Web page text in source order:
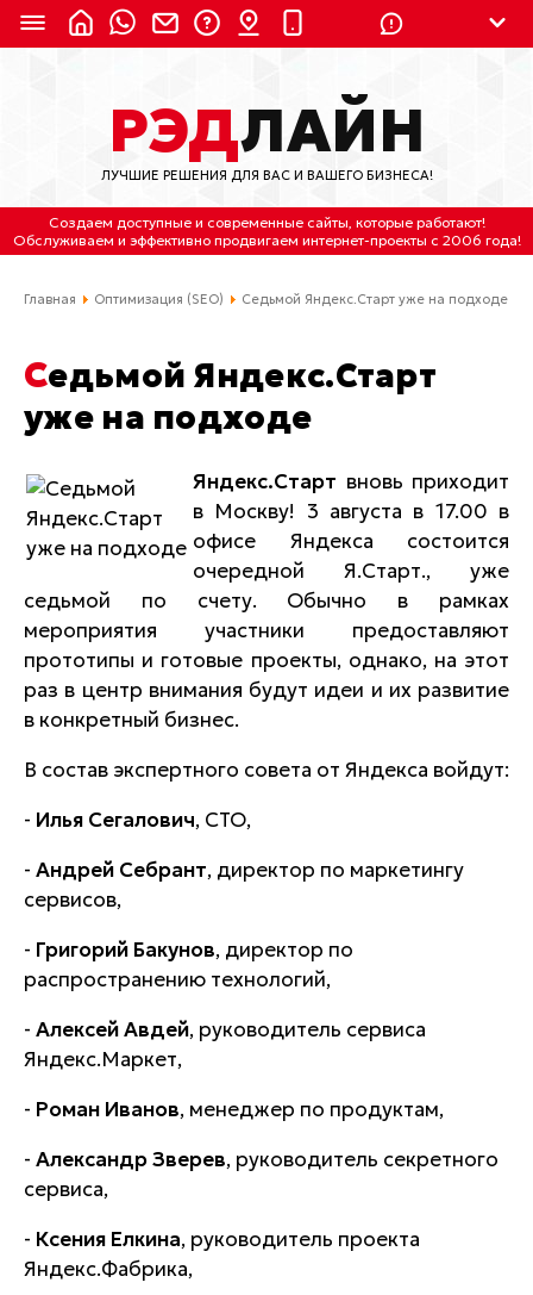
8 (800) 550-9899 (с 2:30 до 11:30 по
Мск)
Бесплатно по России
(4212) 658-653
(4212) 637-673
Отдельный вход \ Левый торец здания
Пн-пт. с 9:30 до 18:30 (по Хбк)
info@lred.ru
Все контакты
РЭДЛАЙН
ЛУЧШИЕ РЕШЕНИЯ ДЛЯ ВАС И ВАШЕГО БИЗНЕСА!
Создаем доступные и современные сайты, которые работают!
Обслуживаем и эффективно продвигаем интернет-проекты с 2006 года!
Главная Оптимизация (SEO) Седьмой Яндекс.Старт уже на подходе
Седьмой Яндекс.Старт
уже на подходе
Яндекс.Старт вновь приходит
в Москву! 3 августа в 17.00 в
офисе Яндекса состоится
очередной Я.Старт., уже
седьмой по счету. Обычно в рамках
мероприятия участники предоставляют
прототипы и готовые проекты, однако, на этот
раз в центр внимания будут идеи и их развитие
в конкретный бизнес.
В состав экспертного совета от Яндекса войдут:
- Илья Сегалович, CTO,
- Андрей Себрант, директор по маркетингу
сервисов,
- Григорий Бакунов, директор по
распространению технологий,
- Алексей Авдей, руководитель сервиса
Яндекс.Маркет,
- Роман Иванов, менеджер по продуктам,
- Александр Зверев, руководитель секретного
сервиса,
- Ксения Елкина, руководитель проекта
Яндекс.Фабрика,